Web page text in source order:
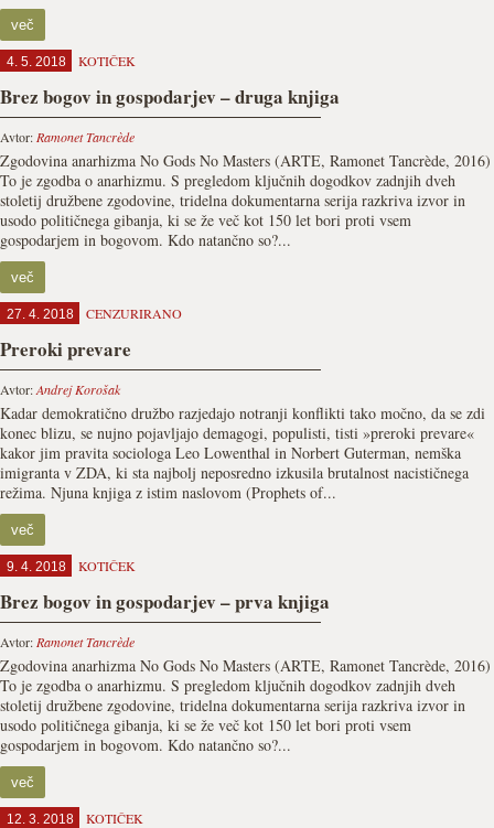
več
4. 5. 2018 KOTIČEK
Brez bogov in gospodarjev – druga knjiga
Avtor: Ramonet Tancrède
Zgodovina anarhizma No Gods No Masters (ARTE, Ramonet Tancrède, 2016)
To je zgodba o anarhizmu. S pregledom ključnih dogodkov zadnjih dveh
stoletij družbene zgodovine, tridelna dokumentarna serija razkriva izvor in
usodo političnega gibanja, ki se že več kot 150 let bori proti vsem
gospodarjem in bogovom. Kdo natančno so?...
več
27. 4. 2018 CENZURIRANO
Preroki prevare
Avtor:Andrej Korošak
Kadar demokratično družbo razjedajo notranji konflikti tako močno, da se zdi
konec blizu, se nujno pojavljajo demagogi, populisti, tisti »preroki prevare«
kakor jim pravita sociologa Leo Lowenthal in Norbert Guterman, nemška
imigranta v ZDA, ki sta najbolj neposredno izkusila brutalnost nacističnega
režima. Njuna knjiga z istim naslovom (Prophets of...
več
9. 4. 2018 KOTIČEK
Brez bogov in gospodarjev – prva knjiga
Avtor: Ramonet Tancrède
Zgodovina anarhizma No Gods No Masters (ARTE, Ramonet Tancrède, 2016)
To je zgodba o anarhizmu. S pregledom ključnih dogodkov zadnjih dveh
stoletij družbene zgodovine, tridelna dokumentarna serija razkriva izvor in
usodo političnega gibanja, ki se že več kot 150 let bori proti vsem
gospodarjem in bogovom. Kdo natančno so?...
več
12. 3. 2018 KOTIČEK